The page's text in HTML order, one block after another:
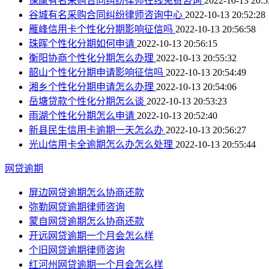
谷城有名采购合同纠纷律师咨询中心 2022-10-13 20:52:28
雁峰信用卡个性化分期影响征信吗 2022-10-13 20:56:58
珠晖个性化分期如何申请 2022-10-13 20:56:15
衡阳协商个性化分期怎么办理 2022-10-13 20:55:32
韶山个性化分期申请影响征信吗 2022-10-13 20:54:49
湘乡个性化分期申请怎么办理 2022-10-13 20:54:06
岳塘贷款个性化分期怎么谈 2022-10-13 20:53:23
雨湖个性化分期怎么申请 2022-10-13 20:52:40
新县民生信用卡逾期一天怎么办 2022-10-13 20:56:27
光山信用卡全逾期怎么办怎么处理 2022-10-13 20:55:44
网贷逾期
屏边网贷逾期怎么协商还款
弥勒网贷逾期律师咨询
蒙自网贷逾期怎么协商还款
开远网贷逾期一个月会怎么样
个旧网贷逾期律师咨询
红河州网贷逾期一个月会怎么样